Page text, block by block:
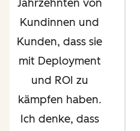
Jahrzehnten von
Kundinnen und
Kunden, dass sie
mit Deployment
und ROI zu
kämpfen haben.
Ich denke, dass